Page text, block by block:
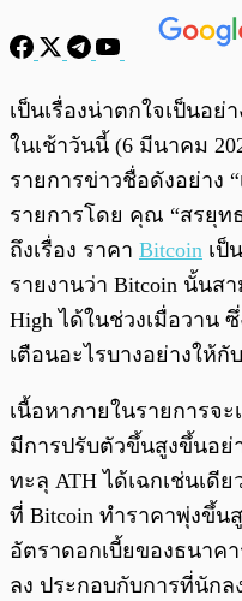
พร้อมเล่น
เป็นเรื่องน่าตกใจเป็นอ
ในเช้าวันนี้ (6 มีนาคม
รายการข่าวชื่อดังอย่าง
รายการโดย คุณ “สรยุท
ถึงเรื่อง ราคา Bitcoin เป็
รายงานว่า Bitcoin นั้นส
High ได้ในช่วงเมื่อวาน
เตือนอะไรบางอย่างให้
เนื้อหาภายในรายการจ
มีการปรับตัวขึ้นสูงขึ้นอย่
ทะลุ ATH ได้เฉกเช่นเดี
ที่ Bitcoin ทำราคาพุ่งขึ้น
อัตราดอกเบี้ยของธนาค
ลง ประกอบกับการที่นัก